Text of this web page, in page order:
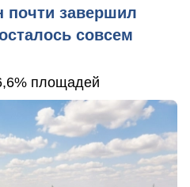
почти завершил
совсем
площадей